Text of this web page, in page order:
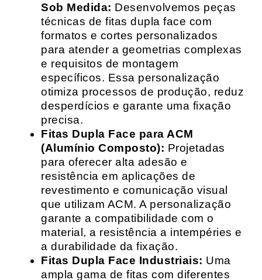
Sob Medida: Desenvolvemos peças
técnicas de fitas dupla face com
formatos e cortes personalizados
para atender a geometrias complexas
e requisitos de montagem
específicos. Essa personalização
otimiza processos de produção, reduz
desperdícios e garante uma fixação
precisa.
Fitas Dupla Face para ACM
(Alumínio Composto): Projetadas
para oferecer alta adesão e
resistência em aplicações de
revestimento e comunicação visual
que utilizam ACM. A personalização
garante a compatibilidade com o
material, a resistência a intempéries e
a durabilidade da fixação.
Fitas Dupla Face Industriais: Uma
ampla gama de fitas com diferentes